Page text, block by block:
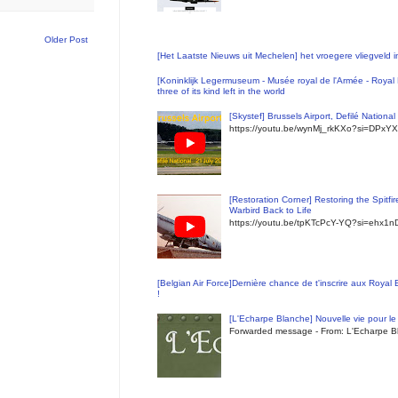
Older Post
[Het Laatste Nieuws uit Mechelen] het vroegere vliegveld
[Koninklijk Legermuseum - Musée royal de l'Armée -
three of its kind left in the world
[Skystef] Brussels Airport, Defilé
https://youtu.be/
[Restoration Corner] Restoring the
Warbird Back to Life
https://youtu.be/tpKTcPcY-
[Belgian Air Force]Dernière chance de t'inscrire aux Royal
!
[L'Echarpe Blanche] Nouvelle vie pour
Forwarded message - From: L'Echarpe